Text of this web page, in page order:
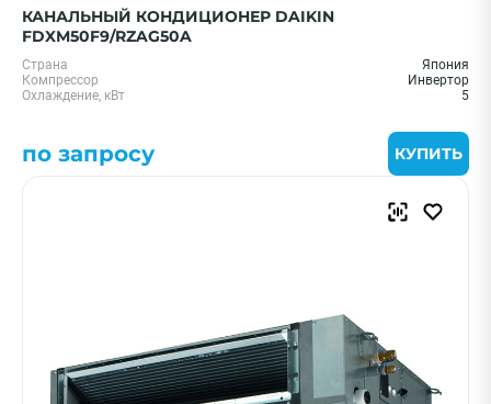
КАНАЛЬНЫЙ КОНДИЦИОНЕР DAIKIN
FDXM50F9/RZAG50A
Страна
Япония
Компрессор
Инвертор
Охлаждение, кВт
5
по запросу КУПИТЬ